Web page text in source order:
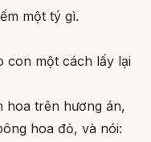
một tý gì.
con một cách lấy lại
hoa trên hương án,
hoa đỏ, và nói: